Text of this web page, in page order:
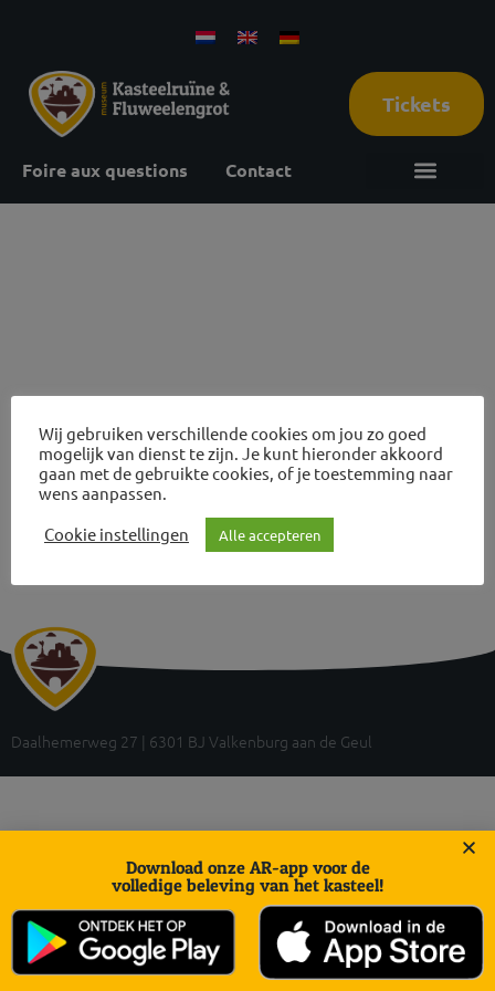
Tickets
Foire aux questions Contact
Avis sur les ruines et visites des grottes
Daalhemerweg 27 | 6301 BJ Valkenburg aan de Geul
Wij gebruiken verschillende cookies om jou zo goed
mogelijk van dienst te zijn. Je kunt hieronder akkoord
gaan met de gebruikte cookies, of je toestemming naar
wens aanpassen.
Cookie instellingen
Alle accepteren
Download onze AR-app voor de
volledige beleving van het kasteel!